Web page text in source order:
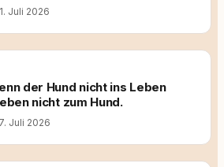
Juli 2026
der Hund nicht ins Leben
nicht zum Hund.
Juli 2026